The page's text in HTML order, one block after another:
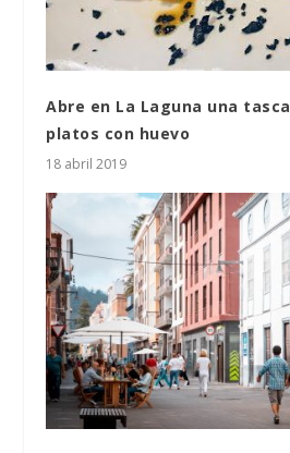
Abre en La Laguna una
platos con huevo
18 abril 2019